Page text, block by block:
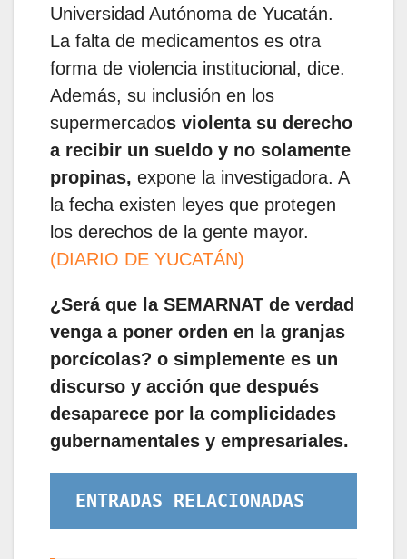
Universidad Autónoma de Yucatán.
La falta de medicamentos es otra
forma de violencia institucional, dice.
Además, su inclusión en los
supermercados violenta su derecho
a recibir un sueldo y no solamente
propinas, expone la investigadora. A
la fecha existen leyes que protegen
los derechos de la gente mayor.
(DIARIO DE YUCATÁN)
¿Será que la SEMARNAT de verdad
venga a poner orden en la granjas
porcícolas? o simplemente es un
discurso y acción que después
desaparece por la complicidades
gubernamentales y empresariales.
ENTRADAS RELACIONADAS